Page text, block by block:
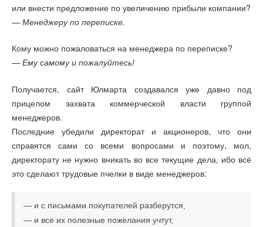
или внести предложение по увеличению прибыли компании?
—Менеджеру по переписке.
Кому можно пожаловаться на менеджера по переписке?
—Ему самому и пожалуйтесь!
Получается, сайт Юлмарта создавался уже давно под
прицелом захвата коммерческой власти группой
менеджеров.
Последние убедили директорат и акционеров, что они
справятся сами со всеми вопросами и поэтому, мол,
директорату не нужно вникать во все текущие дела, ибо всё
это сделают трудовые пчелки в виде менеджеров:
— и с письмами покупателей разберутся,
— и все их полезные пожелания учтут,